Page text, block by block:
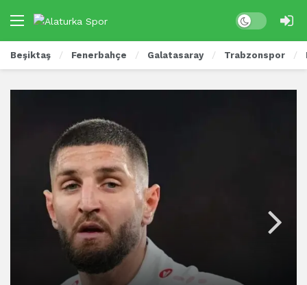
Beşiktaş Fenerbahçe Galatasaray Trabzonspor